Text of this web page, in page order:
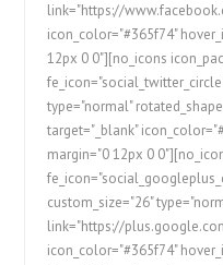
link="https://
icon_color="#365f74"
12px 0 0"][no_icons
type="normal"
target="_blank"
margin="0 12px 0
custom_size="26"
link="https://
icon_color="#365f74"